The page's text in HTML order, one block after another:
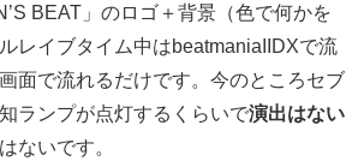
BEAT」のロゴ＋背景（色で何かを
レイブタイム中はbeatmaniaIIDXで流
面で流れるだけです。今のところセブ
ランプが点灯するくらいで演出はない
ないです。